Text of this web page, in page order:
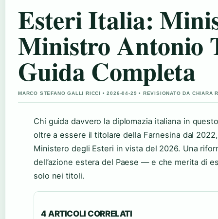
Esteri Italia:
Ministro Antonio
Guida Completa
MARCO STEFANO GALLI RICCI • 2026-04-29 • REVISIONATO DA CHIARA
Chi guida davvero la diplomazia italiana in
oltre a essere il titolare della Farnesina dal
Ministero degli Esteri in vista del 2026. Una
dell’azione estera del Paese — e che merita di
solo nei titoli.
4 ARTICOLI CORRELATI